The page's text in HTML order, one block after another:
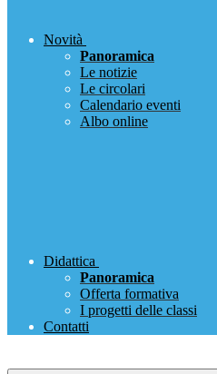
Novità
Panoramica
Le notizie
Le circolari
Calendario eventi
Albo online
Didattica
Panoramica
Offerta formativa
I progetti delle classi
Contatti